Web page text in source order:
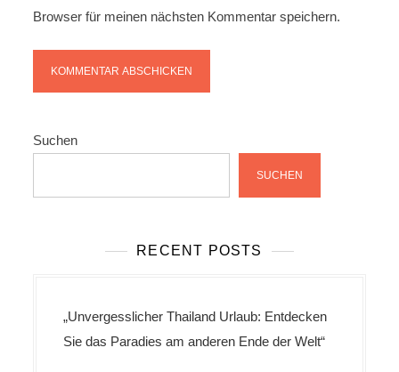
Browser für meinen nächsten Kommentar speichern.
Suchen
SUCHEN
RECENT POSTS
„Unvergesslicher Thailand Urlaub: Entdecken
Sie das Paradies am anderen Ende der Welt“